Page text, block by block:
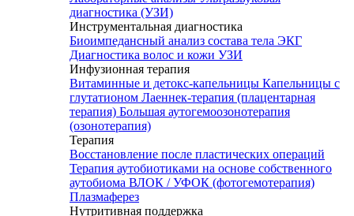
диагностика (УЗИ)
Инструментальная диагностика
Биоимпедансный анализ состава тела ЭКГ
Диагностика волос и кожи УЗИ
Инфузионная терапия
Витаминные и детокс-капельницы Капельницы с
глутатионом Лаеннек-терапия (плацентарная
терапия) Большая аутогемоозонотерапия
(озонотерапия)
Терапия
Восстановление после пластических операций
Терапия аутобиотиками на основе собственного
аутобиома ВЛОК / УФОК (фотогемотерапия)
Плазмаферез
Нутритивная поддержка